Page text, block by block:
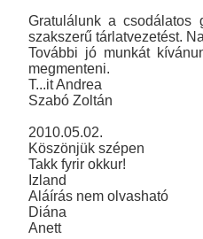
Gratulálunk a csodálatos
szakszerű tárlatvezetést.
További jó munkát
megmenteni.
T...it Andrea
Szabó Zoltán
2010.05.02.
Köszönjük szépen
Takk fyrir okkur!
Izland
Aláírás nem olvasható
Diána
Anett